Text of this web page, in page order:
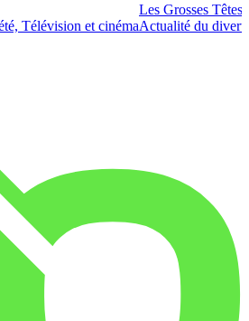
Télévision et cinéma
Les Grosses Têtes
Actualité du